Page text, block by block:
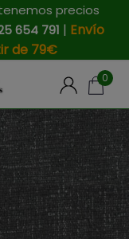
precios
654 791 | Envío
de 79€
0